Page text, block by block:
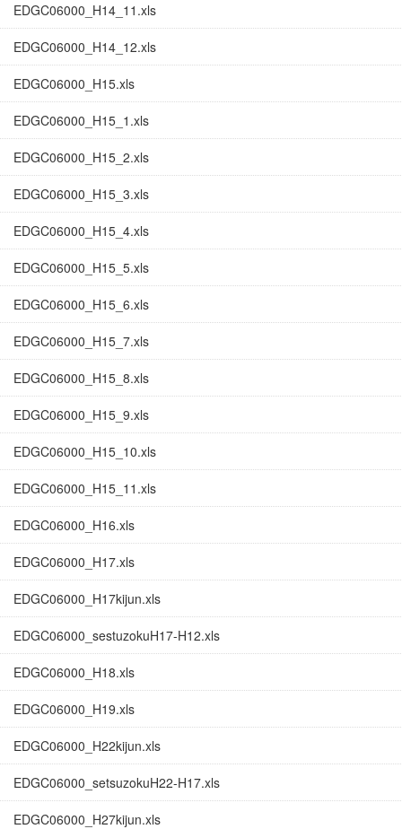
EDGC06000_H14_11.xls
EDGC06000_H14_12.xls
EDGC06000_H15.xls
EDGC06000_H15_1.xls
EDGC06000_H15_2.xls
EDGC06000_H15_3.xls
EDGC06000_H15_4.xls
EDGC06000_H15_5.xls
EDGC06000_H15_6.xls
EDGC06000_H15_7.xls
EDGC06000_H15_8.xls
EDGC06000_H15_9.xls
EDGC06000_H15_10.xls
EDGC06000_H15_11.xls
EDGC06000_H16.xls
EDGC06000_H17.xls
EDGC06000_H17kijun.xls
EDGC06000_sestuzokuH17-H12.xls
EDGC06000_H18.xls
EDGC06000_H19.xls
EDGC06000_H22kijun.xls
EDGC06000_setsuzokuH22-H17.xls
EDGC06000_H27kijun.xls